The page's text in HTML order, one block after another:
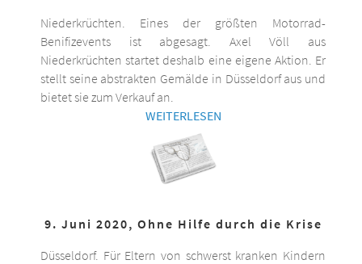
Niederkrüchten. Eines der größten Motorrad-
Benifizevents ist abgesagt. Axel Völl aus
Niederkrüchten startet deshalb eine eigene Aktion. Er
stellt seine abstrakten Gemälde in Düsseldorf aus und
bietet sie zum Verkauf an.
WEITERLESEN
9. Juni 2020, Ohne Hilfe durch die Krise
Düsseldorf. Für Eltern von schwerst kranken Kindern